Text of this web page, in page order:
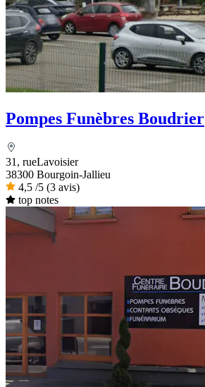
Pompes Funèbres Boudrier
31, rueLavoisier
38300 Bourgoin-Jallieu
4,5 /5 (3 avis)
top notes